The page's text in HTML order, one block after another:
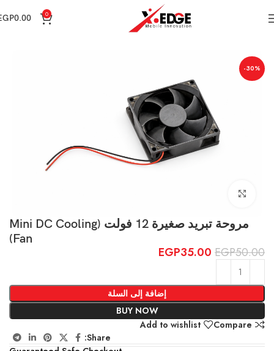
0
0.00
-30%
مروحة تبريد صغيرة 12 فولت (Mini DC Cooling
Fan)
EGP50.00
EGP35.00
إضافة إلى السلة
BUY NOW
Compare
Add to wishlist
Share: